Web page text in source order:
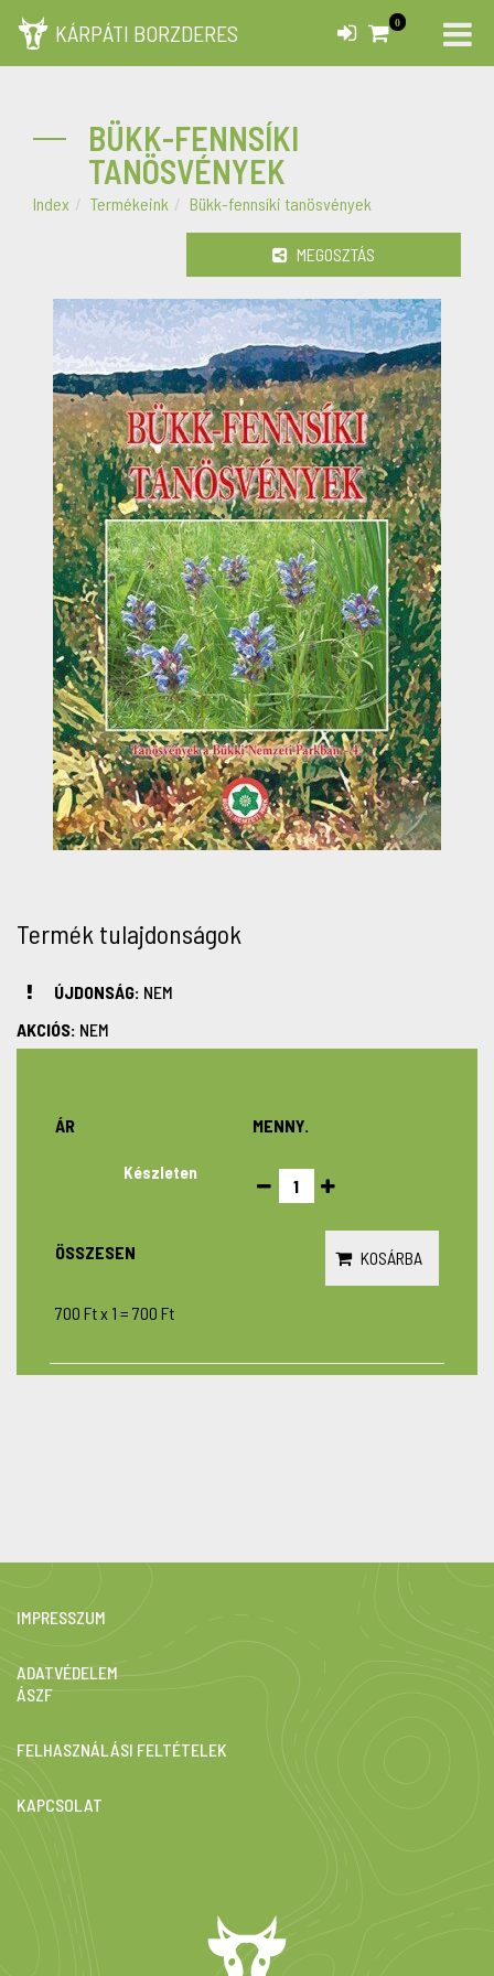
KÁRPÁTI BORZDERES 0
BÜKK-FENNSÍKI
TANÖSVÉNYEK
Index Termékeink Bükk-fennsíki tanösvények
MEGOSZTÁS
Termék tulajdonságok
ÚJDONSÁG: NEM
AKCIÓS: NEM
ÁR
Készleten
MENNY.
ÖSSZESEN
700 Ftx 1 = 700 Ft
KOSÁRBA
IMPRESSZUM
ADATVÉDELEM
ÁSZF
FELHASZNÁLÁSI FELTÉTELEK
KAPCSOLAT